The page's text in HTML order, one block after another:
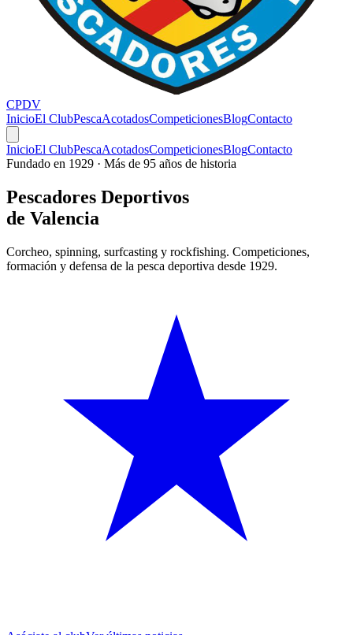
CPDV
InicioEl ClubPescaAcotadosCompeticionesBlogContacto
InicioEl ClubPescaAcotadosCompeticionesBlogContacto
Fundado en 1929 · Más de 95 años de historia
Pescadores Deportivos
de Valencia
Corcheo, spinning, surfcasting y rockfishing. Competiciones,
formación y defensa de la pesca deportiva desde 1929.